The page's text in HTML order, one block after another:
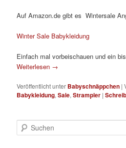
Auf Amazon.de gibt es Wintersale
Winter Sale Babykleidung
Einfach mal vorbeischauen und ein
Weiterlesen →
Veröffentlicht unter Babyschnäppchen |
Babykleidung,Sale,Strampler |
u